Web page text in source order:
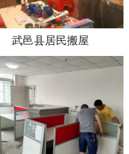
武邑县居民搬屋